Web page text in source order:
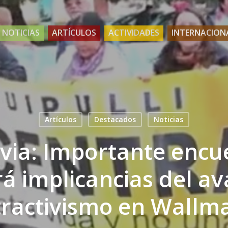
NOTICIAS ARTÍCULOS ACTIVIDADES
Artículos Destacados Noticias
Importante
implicancias del
en